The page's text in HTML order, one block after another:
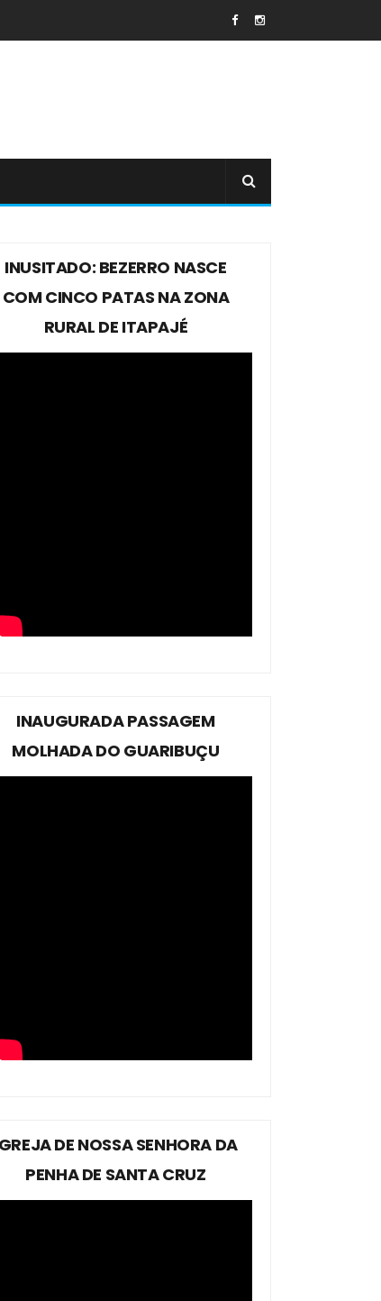
INUSITADO: BEZERRO NASCE
COM CINCO PATAS NA ZONA
RURAL DE ITAPAJÉ
INAUGURADA PASSAGEM
MOLHADA DO GUARIBUÇU
DE NOSSA SENHORA DA
PENHA DE SANTA CRUZ